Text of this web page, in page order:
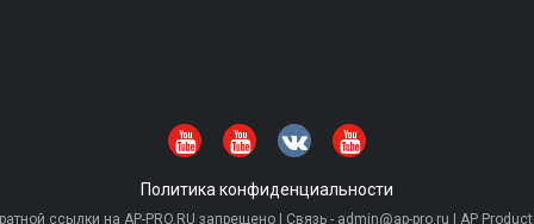
Политика конфиденциальности
ссылки на AP-PRO.RU запрещено | Связь - admin@ap-pro.ru | AP